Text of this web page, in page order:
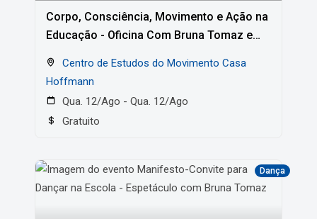
Corpo, Consciência, Movimento e Ação na
Educação - Oficina Com Bruna Tomaz e
Hoffmann
Qua. 12/Ago - Qua. 12/Ago
Gratuito
Dança